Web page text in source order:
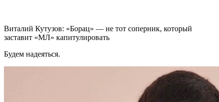
Виталий Кутузов: «Борац» — не тот соперник, который
заставит «МЛ» капитулировать
Будем надеяться.